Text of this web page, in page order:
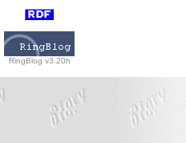
RingBlog v3.20h